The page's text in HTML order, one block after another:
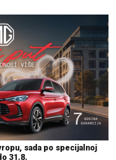
sada po specijalnoj
31.8.